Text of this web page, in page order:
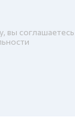
вы соглашаетесь